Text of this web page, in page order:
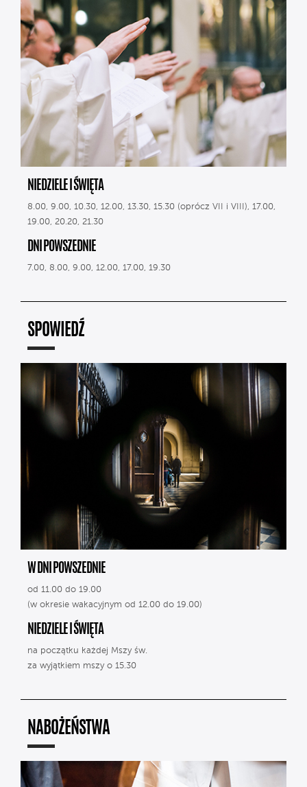
NIEDZIELE I ŚWIĘTA
8.00, 9.00, 10.30, 12.00, 13.30, 15.30 (oprócz VII i VIII), 17.00,
19.00, 20.20, 21.30
DNI POWSZEDNIE
7.00, 8.00, 9.00, 12.00, 17.00, 19.30
SPOWIEDŹ
W DNI POWSZEDNIE
od 11.00 do 19.00
(w okresie wakacyjnym od 12.00 do 19.00)
NIEDZIELE I ŚWIĘTA
na początku każdej Mszy św.
za wyjątkiem mszy o 15.30
NABOŻEŃSTWA